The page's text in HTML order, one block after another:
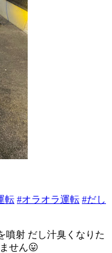
転 #オラオラ運転 #だし
噴射 だし汁臭くなりた
せん😛